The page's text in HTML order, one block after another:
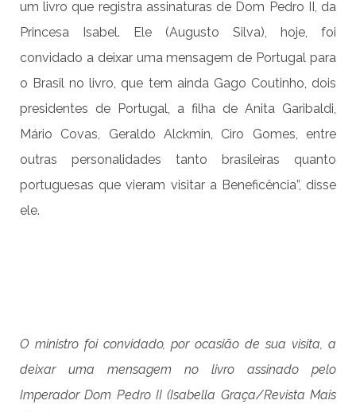
um livro que registra assinaturas de Dom Pedro II, da
Princesa Isabel. Ele (Augusto Silva), hoje, foi
convidado a deixar uma mensagem de Portugal para
o Brasil no livro, que tem ainda Gago Coutinho, dois
presidentes de Portugal, a filha de Anita Garibaldi,
Mário Covas, Geraldo Alckmin, Ciro Gomes, entre
outras personalidades tanto brasileiras quanto
portuguesas que vieram visitar a Beneficência”, disse
ele.
O ministro foi convidado, por ocasião de sua visita, a
deixar uma mensagem no livro assinado pelo
Imperador Dom Pedro II (Isabella Graça/Revista Mais